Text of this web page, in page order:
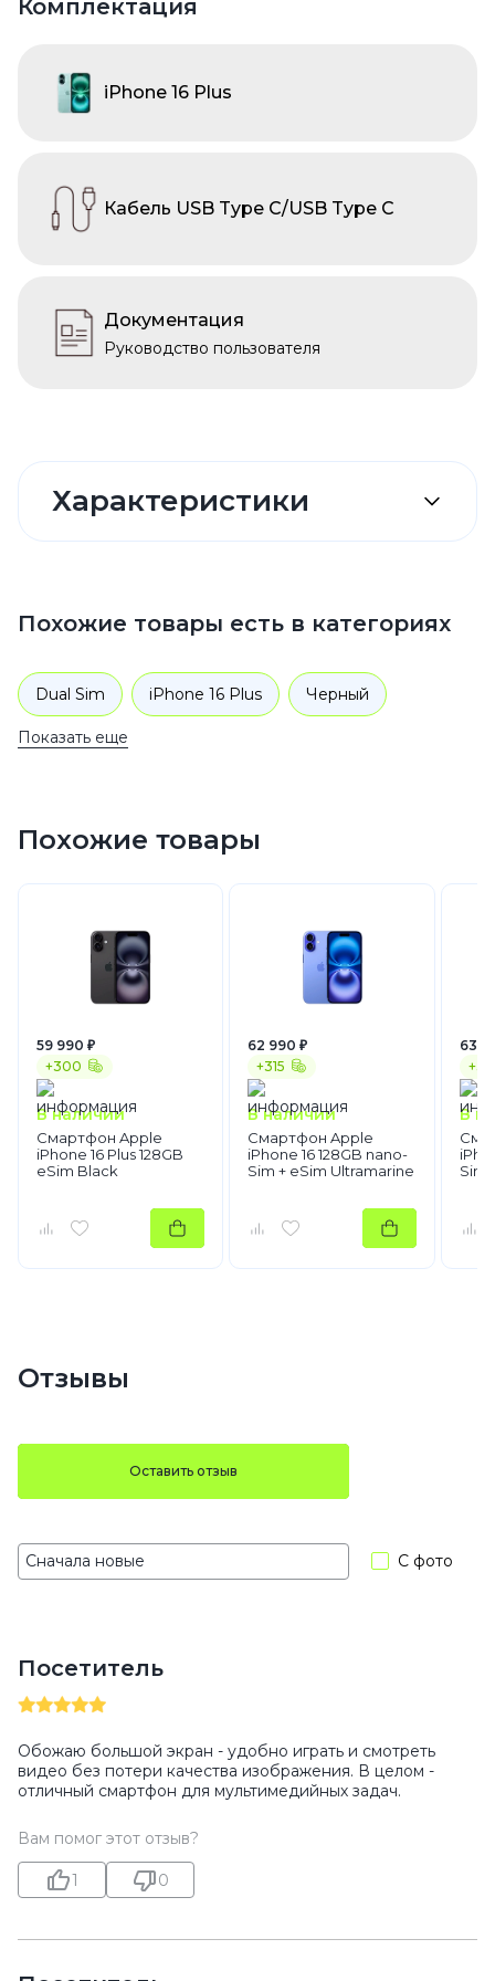
Комплектация
iPhone 16 Plus
Кабель USB Type C/USB Type C
Документация
Руководство пользователя
Характеристики
Похожие товары есть в категориях
Dual Sim iPhone 16 Plus Черный
512 GB
Показать еще
Похожие товары
+300
59 990 ₽
В наличии
Смартфон Apple
iPhone 16 Plus 128GB
eSim Black
+315
62 990 ₽
В наличии
Смартфон Apple
iPhone 16 128GB nano-
Sim + eSim Ultramarine
63
В
Sim
Отзывы
Оставить отзыв
С фото
Посетитель
Обожаю большой экран - удобно играть и смотреть
видео без потери качества изображения. В целом -
отличный смартфон для мультимедийных задач.
Вам помог этот отзыв?
1 0